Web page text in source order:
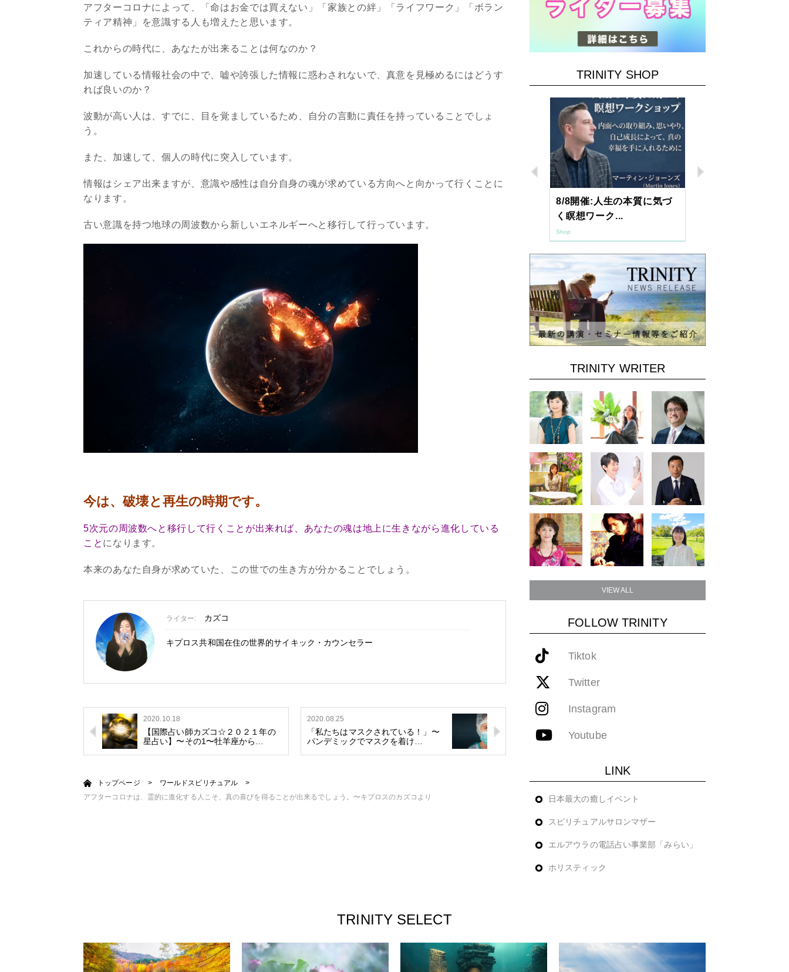
アフターコロナによって、「命はお金では買えない」「家族との絆」「ライフワーク」「ボラン
ティア精神」を意識する人も増えたと思います。
これからの時代に、あなたが出来ることは何なのか？
加速している情報社会の中で、嘘や誇張した情報に惑わされないで、真意を見極めるにはどうす
れば良いのか？
波動が高い人は、すでに、目を覚ましているため、自分の言動に責任を持っていることでしょ
う。
また、加速して、個人の時代に突入しています。
情報はシェア出来ますが、意識や感性は自分自身の魂が求めている方向へと向かって行くことに
なります。
古い意識を持つ地球の周波数から新しいエネルギーへと移行して行っています。
今は、破壊と再生の時期です。
5次元の周波数へと移行して行くことが出来れば、あなたの魂は地上に生きながら進化している
こと になります。
本来のあなた自身が求めていた、この世での生き方が分かることでしょう。
ライター: カズコ
キプロス共和国在住の世界的サイキック・カウンセラー
2020.10.18
【国際占い師カズコ☆２０２１年の
星占い】〜その1〜牡羊座から…
2020.08.25
「私たちはマスクされている！」〜
パンデミックでマスクを着け…
トップページ > ワールドスピリチュアル
>
アフターコロナは、霊的に進化する人こそ、真の喜びを得ることが出来るでしょう。〜キプロスのカズコより
TRINITY SHOP
Previous
8/8開催:人生の本質に気づ
く瞑想ワーク...
Shop
TRINITY WRITER
VIEW ALL
FOLLOW TRINITY
Tiktok
Twitter
Instagram
Youtube
LINK
日本最大の癒しイベント
スピリチュアルサロンマザー
エルアウラの電話占い事業部「みらい」
ホリスティック
TRINITY SELECT